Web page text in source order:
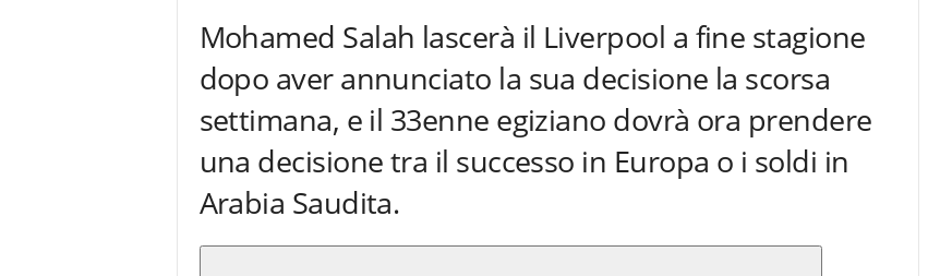
Mohamed Salah lascerà il Liverpool a fine stagione
dopo aver annunciato la sua decisione la scorsa
settimana, e il 33enne egiziano dovrà ora prendere
una decisione tra il successo in Europa o i soldi in
Arabia Saudita.